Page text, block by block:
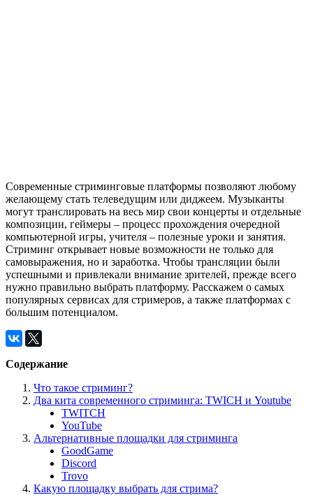
Современные стриминговые платформы позволяют любому
желающему стать телеведущим или диджеем. Музыканты
могут транслировать на весь мир свои концерты и отдельные
композиции, геймеры – процесс прохождения очередной
компьютерной игры, учителя – полезные уроки и занятия.
Стриминг открывает новые возможности не только для
самовыражения, но и заработка. Чтобы трансляции были
успешными и привлекали внимание зрителей, прежде всего
нужно правильно выбрать платформу. Расскажем о самых
популярных сервисах для стримеров, а также платформах с
большим потенциалом.
Содержание
Что такое стриминг?
Два кита современного стриминга: TWICH и Youtube
TWITCH
YouTube
Альтернативные площадки для стриминга
GoodGame
Discord
Trovo
Какую площадку выбрать для стрима?